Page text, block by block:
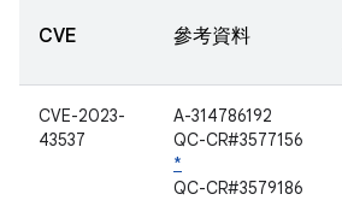
CVE 參考資料
CVE-2023-
43537
A-314786192
QC-CR#3577156
*
QC-CR#3579186